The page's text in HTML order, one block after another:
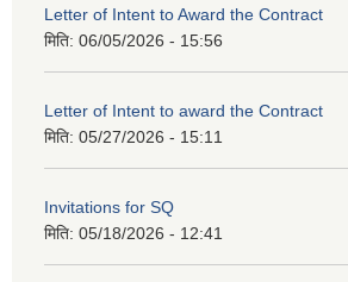
Letter of Intent to Award the Contract
मिति: 06/05/2026 - 15:56
Letter of Intent to award the Contract
मिति: 05/27/2026 - 15:11
Invitations for SQ
मिति: 05/18/2026 - 12:41